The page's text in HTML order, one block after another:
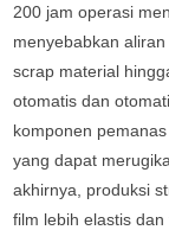
200 jam operasi
menyebabkan
scrap material
otomatis dan
komponen
yang dapat
akhirnya, produksi
film lebih elastis